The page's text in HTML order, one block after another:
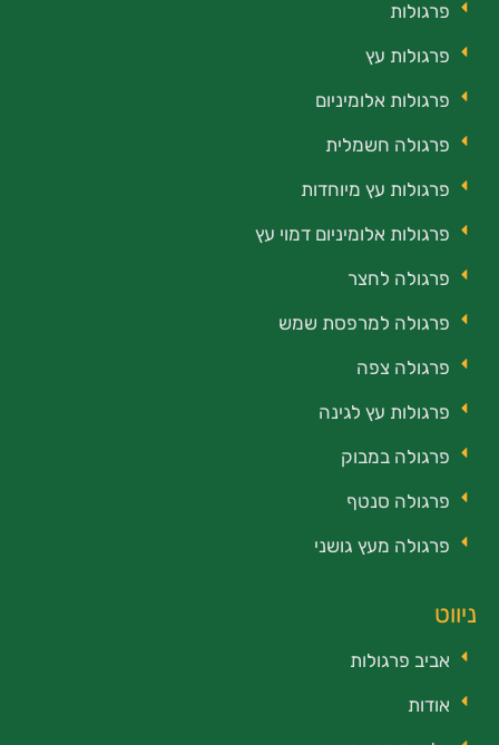
ניווט
אביב פרגולות
אודות
פרגולות
פרגולות עץ
פרגולות אלומיניום
פרגולה חשמלית
פרגולות עץ מיוחדות
פרגולות אלומיניום דמוי עץ
פרגולה לחצר
פרגולה למרפסת שמש
פרגולה צפה
פרגולות עץ לגינה
פרגולה במבוק
פרגולה סנטף
פרגולה מעץ גושני